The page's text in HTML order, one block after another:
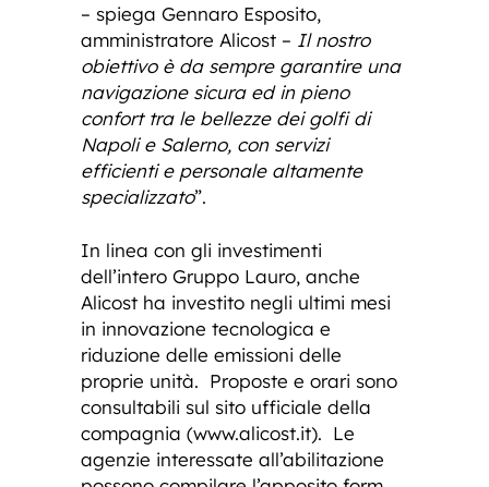
– spiega Gennaro Esposito,
amministratore Alicost – Il nostro
obiettivo è da sempre garantire una
navigazione sicura ed in pieno
confort tra le bellezze dei golfi di
Napoli e Salerno, con servizi
efficienti e personale altamente
specializzato”.
In linea con gli investimenti
dell’intero Gruppo Lauro, anche
Alicost ha investito negli ultimi mesi
in innovazione tecnologica e
riduzione delle emissioni delle
proprie unità. Proposte e orari sono
consultabili sul sito ufficiale della
compagnia (www.alicost.it). Le
agenzie interessate all’abilitazione